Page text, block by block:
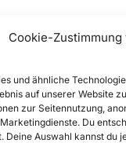
Cookie-Zustimmung
und ähnliche
auf unserer Website
zur Seitennutzung,
Du
Deine Auswahl kannst du